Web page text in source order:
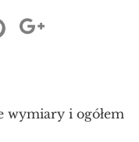
wymiary i ogółem